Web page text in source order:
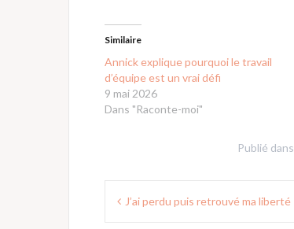
Similaire
Annick explique pourquoi le travail
d’équipe est un vrai défi
9 mai 2026
Dans "Raconte-moi"
Publié dans
Navigation
J’ai perdu puis retrouvé ma liberté